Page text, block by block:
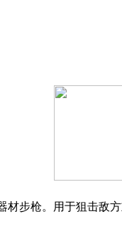
材步枪。用于狙击